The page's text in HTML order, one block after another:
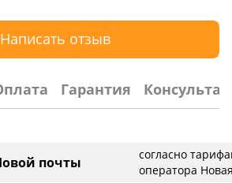
Написать отзыв
Гарантия
почты
согласно
оператора